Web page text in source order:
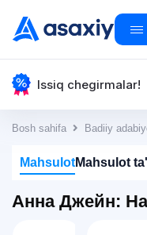
Issiq chegirmalar!
Bosh sahifa Badiiy
MahsulotMahsulot
Анна Джейн: